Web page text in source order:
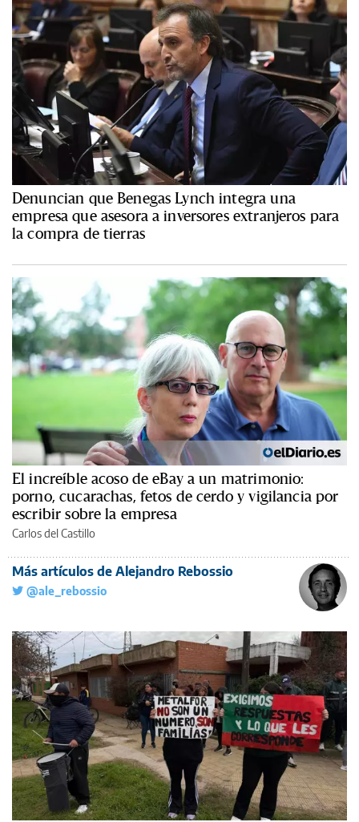
Denuncian que Benegas Lynch integra una
empresa que asesora a inversores extranjeros para
la compra de tierras
El increíble acoso de eBay a un matrimonio:
porno, cucarachas, fetos de cerdo y vigilancia por
escribir sobre la empresa
Carlos del Castillo
Más artículos de Alejandro Rebossio
@ale_rebossio